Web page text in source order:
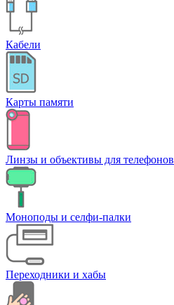
Кабели
Карты памяти
Линзы и объективы для телефонов
Моноподы и селфи-палки
Переходники и хабы